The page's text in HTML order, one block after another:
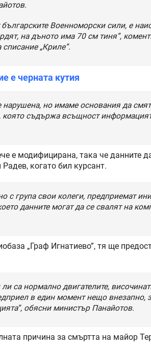
българските Военноморски сили, е
на дъното има 70 см тиня”,
„Криле”.
е черната кутия
нарушена, но имаме основания да
която съдържа всъщност
е модифицирана, така че данните
когато бил курсант.
с група свои колеги, предприемат
данните могат да се свалят на
„Граф Игнатиево”, тя ще
са нормално двигателите,
в един момент нещо внезапно,
обясни министър Панайотов.
причина за смъртта на майор